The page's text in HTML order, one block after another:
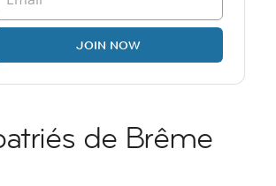
JOIN NOW
de Brême